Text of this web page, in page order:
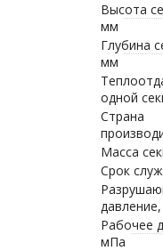
Высота
мм
Глубина
мм
одной
Страна
Масса
Срок
Рабочее
мПа